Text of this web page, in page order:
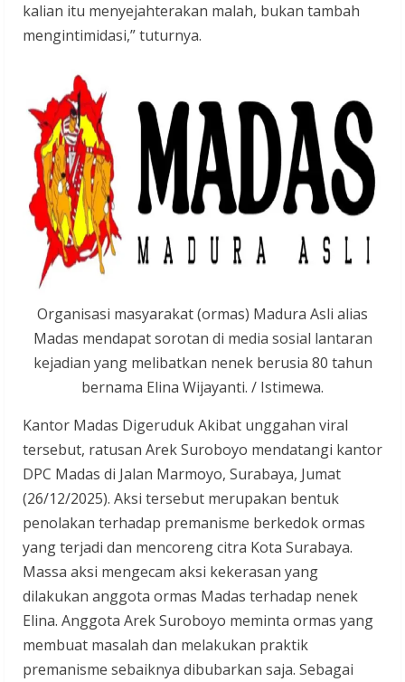
kalian itu menyejahterakan malah, bukan tambah
mengintimidasi,” tuturnya.
Organisasi masyarakat (ormas) Madura Asli alias
Madas mendapat sorotan di media sosial lantaran
kejadian yang melibatkan nenek berusia 80 tahun
bernama Elina Wijayanti. / Istimewa.
Kantor Madas Digeruduk Akibat unggahan viral
tersebut, ratusan Arek Suroboyo mendatangi kantor
DPC Madas di Jalan Marmoyo, Surabaya, Jumat
(26/12/2025). Aksi tersebut merupakan bentuk
penolakan terhadap premanisme berkedok ormas
yang terjadi dan mencoreng citra Kota Surabaya.
Massa aksi mengecam aksi kekerasan yang
dilakukan anggota ormas Madas terhadap nenek
Elina. Anggota Arek Suroboyo meminta ormas yang
membuat masalah dan melakukan praktik
premanisme sebaiknya dibubarkan saja. Sebagai